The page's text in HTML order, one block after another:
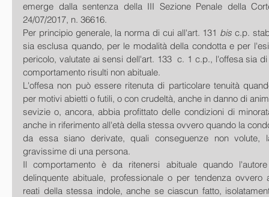
emerge dalla sentenza della III Sezione Penale della
24/07/2017, n. 36616.
Per principio generale, la norma di cui all'art. 131 bis c.p.
sia esclusa quando, per le modalità della condotta e per
pericolo, valutate ai sensi dell'art. 133  c. 1 c.p., l'offesa sia
comportamento risulti non abituale.
L'offesa non può essere ritenuta di particolare tenuità
per motivi abietti o futili, o con crudeltà, anche in danno di
sevizie o, ancora, abbia profittato delle condizioni di
anche in riferimento all'età della stessa ovvero quando la
da essa siano derivate, quali conseguenze non volute,
gravissime di una persona.
Il comportamento è da ritenersi abituale quando
delinquente abituale, professionale o per tendenza
reati della stessa indole, anche se ciascun fatto,